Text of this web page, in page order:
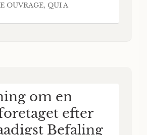
OUVRAGE, QUI A
. DES SCIENCES DE
om en
efter
Befaling